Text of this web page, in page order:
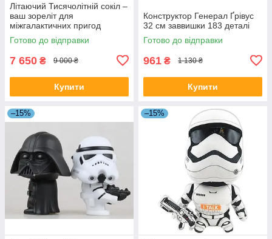
Літаючий Тисячолітній сокіл –
ваш зореліт для
міжгалактичних пригод
Готово до відправки
7 650 ₴ 9 000 ₴
Купити
Конструктор Генерал Ґрівус
32 см заввишки 183 деталі
Готово до відправки
961 ₴ 1 130 ₴
Купити
–15% –15%